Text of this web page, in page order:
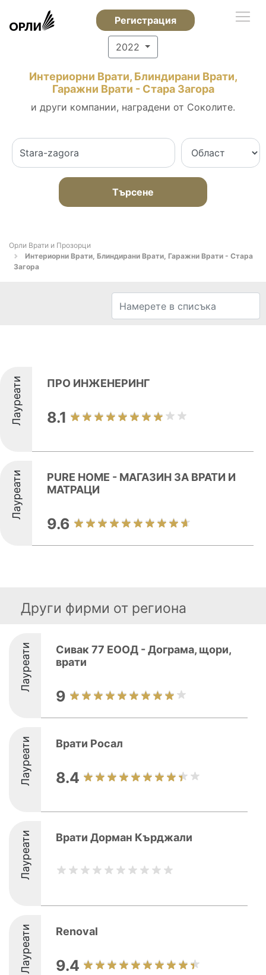
Регистрация
2022
Интериорни Врати, Блиндирани Врати,
Гаражни Врати - Стара Загора
и други компании, наградени от Соколите.
Търсене
Орли Врати и Прозорци
Интериорни Врати, Блиндирани Врати, Гаражни Врати - Стара
Загора
Лауреати ПРО ИНЖЕНЕРИНГ
8.1
Лауреати
PURE HOME - МАГАЗИН ЗА ВРАТИ И
МАТРАЦИ
9.6
Други фирми от региона
Лауреати
Сивак 77 ЕООД - Дограма, щори,
врати
9
Лауреати Врати Росал
8.4
Лауреати Врати Дорман Кърджали
Лауреати Renoval
9.4